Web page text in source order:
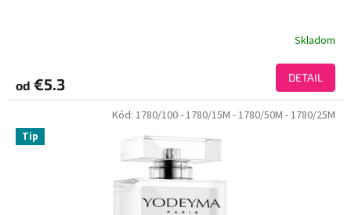
Skladom
od €5.3 DETAIL
Tip
Kód: 1780/100- 1780/15M - 1780/50M - 1780/25M